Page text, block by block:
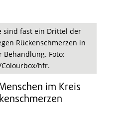
sind fast ein Drittel der
Rückenschmerzen in
Behandlung. Foto:
Colourbox/hfr.
im Kreis